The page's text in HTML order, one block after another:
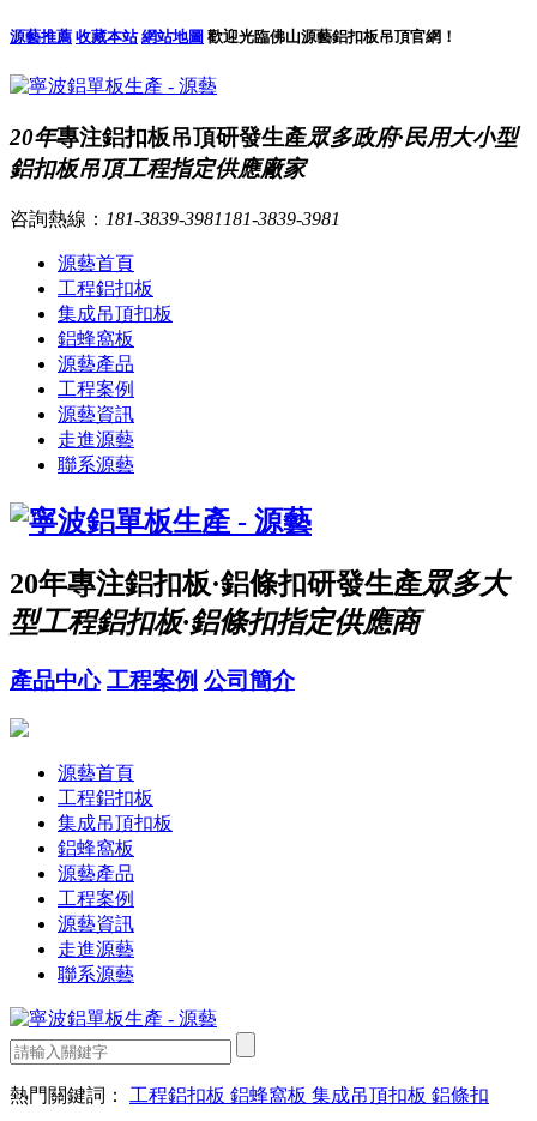
源藝推薦 收藏本站 網站地圖 歡迎光臨佛山源藝鋁扣板吊頂官網！
20年專注鋁扣板吊頂研發生產眾多政府·民用大小型
鋁扣板吊頂工程指定供應廠家
咨詢熱線： 181-3839-3981 181-3839-3981
源藝首頁
工程鋁扣板
集成吊頂扣板
鋁蜂窩板
源藝產品
工程案例
源藝資訊
走進源藝
聯系源藝
20年專注鋁扣板·鋁條扣研發生產眾多大
型工程鋁扣板·鋁條扣指定供應商
產品中心 工程案例 公司簡介
源藝首頁
工程鋁扣板
集成吊頂扣板
鋁蜂窩板
源藝產品
工程案例
源藝資訊
走進源藝
聯系源藝
熱門關鍵詞： 工程鋁扣板 鋁蜂窩板 集成吊頂扣板 鋁條扣